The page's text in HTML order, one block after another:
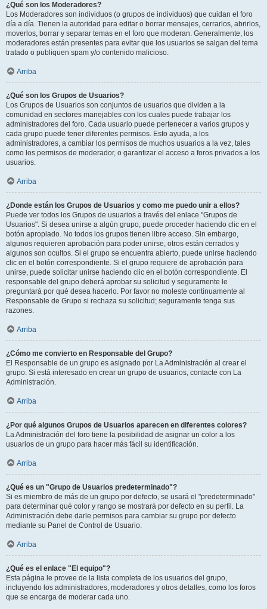
¿Qué son los Moderadores?
Los Moderadores son individuos (o grupos de individuos) que cuidan el foro
día a día. Tienen la autoridad para editar o borrar mensajes, cerrarlos, abrirlos,
moverlos, borrar y separar temas en el foro que moderan. Generalmente, los
moderadores están presentes para evitar que los usuarios se salgan del tema
tratado o publiquen spam y/o contenido malicioso.
Arriba
¿Qué son los Grupos de Usuarios?
Los Grupos de Usuarios son conjuntos de usuarios que dividen a la
comunidad en sectores manejables con los cuales puede trabajar los
administradores del foro. Cada usuario puede pertenecer a varios grupos y
cada grupo puede tener diferentes permisos. Esto ayuda, a los
administradores, a cambiar los permisos de muchos usuarios a la vez, tales
como los permisos de moderador, o garantizar el acceso a foros privados a los
usuarios.
Arriba
¿Donde están los Grupos de Usuarios y como me puedo unir a ellos?
Puede ver todos los Grupos de usuarios a través del enlace "Grupos de
Usuarios". Si desea unirse a algún grupo, puede proceder haciendo clic en el
botón apropiado. No todos los grupos tienen libre acceso. Sin embargo,
algunos requieren aprobación para poder unirse, otros están cerrados y
algunos son ocultos. Si el grupo se encuentra abierto, puede unirse haciendo
clic en el botón correspondiente. Si el grupo requiere de aprobación para
unirse, puede solicitar unirse haciendo clic en el botón correspondiente. El
responsable del grupo deberá aprobar su solicitud y seguramente le
preguntará por qué desea hacerlo. Por favor no moleste continuamente al
Responsable de Grupo si rechaza su solicitud; seguramente tenga sus
razones.
Arriba
¿Cómo me convierto en Responsable del Grupo?
El Responsable de un grupo es asignado por La Administración al crear el
grupo. Si está interesado en crear un grupo de usuarios, contacte con La
Administración.
Arriba
¿Por qué algunos Grupos de Usuarios aparecen en diferentes colores?
La Administración del foro tiene la posibilidad de asignar un color a los
usuarios de un grupo para hacer más fácil su identificación.
Arriba
¿Qué es un "Grupo de Usuarios predeterminado"?
Si es miembro de más de un grupo por defecto, se usará el "predeterminado"
para determinar qué color y rango se mostrará por defecto en su perfil. La
Administración debe darle permisos para cambiar su grupo por defecto
mediante su Panel de Control de Usuario.
Arriba
¿Qué es el enlace "El equipo"?
Esta página le provee de la lista completa de los usuarios del grupo,
incluyendo los administradores, moderadores y otros detalles, como los foros
que se encarga de moderar cada uno.